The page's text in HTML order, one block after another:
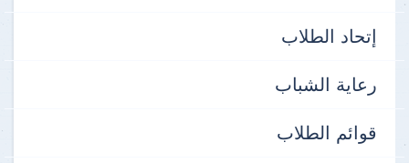
إتحاد الطلاب
رعاية الشباب
قوائم الطلاب